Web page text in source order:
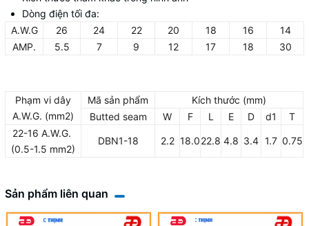
Dòng điện tối đa:
A.W.G
26 24 22 20 18 16
14
AMP.
5.5 7 9 12 17 18 30
Phạm vi dây
A.W.G. (mm2)
Mã sản phẩm
Kích thước (mm)
Butted seam
W F L E D d1
T
22-16 A.W.G.
(0.5-1.5 mm2)
DBN1-18 2.2 18.022.8 4.8 3.4 1.7 0.75
Sản phẩm liên quan